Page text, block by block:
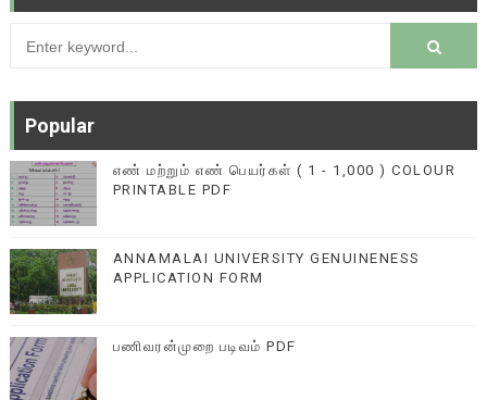
Popular
எண் மற்றும் எண் பெயர்கள் ( 1 - 1,000 ) COLOUR
PRINTABLE PDF
ANNAMALAI UNIVERSITY GENUINENESS
APPLICATION FORM
பணிவரன்முறை படிவம் PDF